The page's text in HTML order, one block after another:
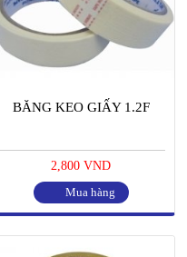
BĂNG KEO GIẤY 1.2F
2,800 VND
Mua hàng